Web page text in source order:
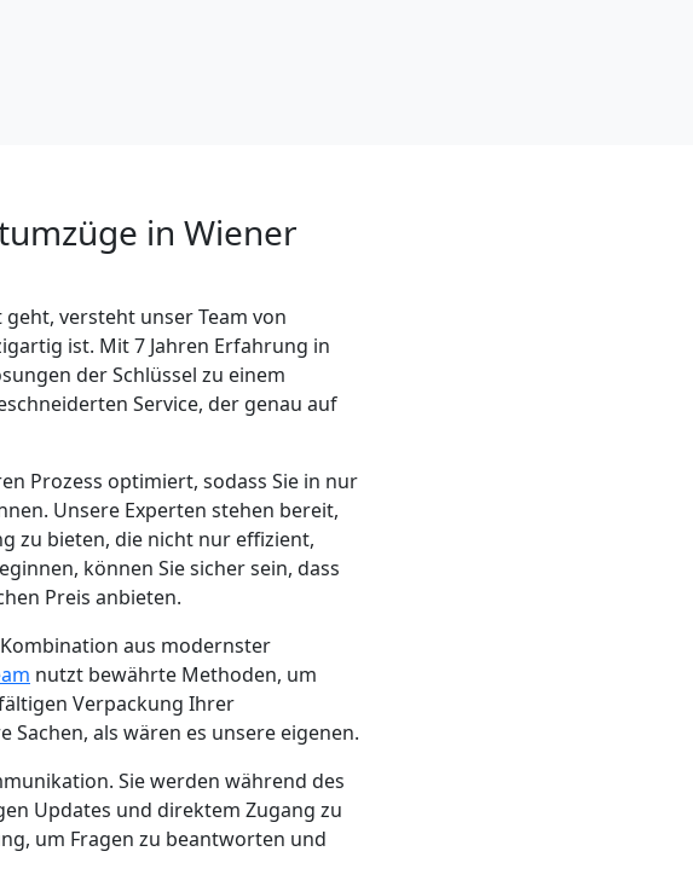
in Wiener
versteht unser Team von
ist. Mit 7 Jahren Erfahrung in
der Schlüssel zu einem
Service, der genau auf
Prozess optimiert, sodass Sie in nur
Unsere Experten stehen bereit,
zu bieten, die nicht nur effizient,
können Sie sicher sein, dass
Preis anbieten.
aus modernster
nutzt bewährte Methoden, um
Verpackung Ihrer
als wären es unsere eigenen.
Sie werden während des
Updates und direktem Zugang zu
um Fragen zu beantworten und